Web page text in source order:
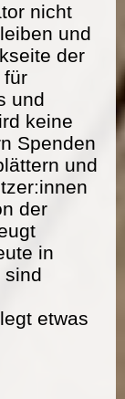
nicht
und
der
für
und
keine
Spenden
und
der
in
sind
etwas